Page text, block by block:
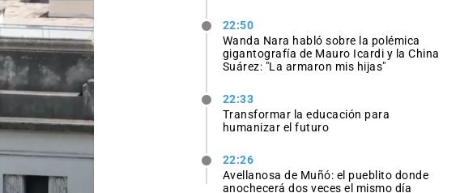
22:50
Wanda Nara habló sobre la polémica
gigantografía de Mauro Icardi y la China
Suárez: "La armaron mis hijas"
22:33
Transformar la educación para
humanizar el futuro
22:26
Avellanosa de Muñó: el pueblito donde
anochecerá dos veces el mismo día